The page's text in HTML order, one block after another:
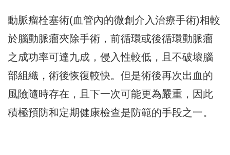
動脈瘤栓塞術(血管內的微創介入治療手術)相較
於腦動脈瘤夾除手術，前循環或後循環動脈瘤
之成功率可達九成，侵入性較低，且不破壞腦
部組織，術後恢復較快。但是術後再次出血的
風險隨時存在，且下一次可能更為嚴重，因此
積極預防和定期健康檢查是防範的手段之一。